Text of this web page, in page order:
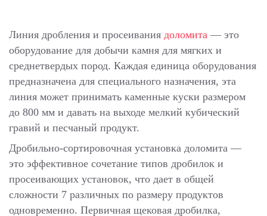
Линия дробления и просеивания доломита — это
оборудование для добычи камня для мягких и
среднетвердых пород. Каждая единица оборудования
предназначена для специального назначения, эта
линия может принимать каменные куски размером
до 800 мм и давать на выходе мелкий кубический
гравий и песчаный продукт.
Дробильно-сортировочная установка доломита —
это эффективное сочетание типов дробилок и
просеивающих установок, что дает в общей
сложности 7 различных по размеру продуктов
одновременно. Первичная щековая дробилка,